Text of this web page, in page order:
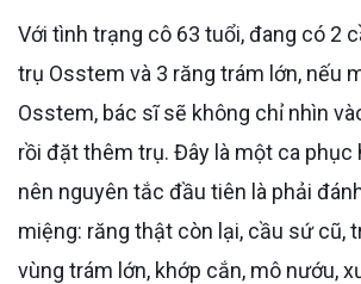
Với tình trạng cô 63 tuổi, đang có 2 cầu răng sứ cũ, 1
trụ Osstem và 3 răng trám lớn, nếu
Osstem, bác sĩ sẽ không chỉ nhìn
rồi đặt thêm trụ. Đây là một ca phục
nên nguyên tắc đầu tiên là phải
miệng: răng thật còn lại, cầu sứ cũ,
vùng trám lớn, khớp cắn, mô nướu,